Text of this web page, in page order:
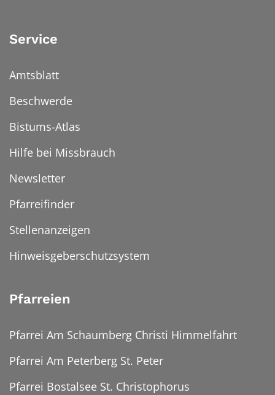
Service
Amtsblatt
Beschwerde
Bistums-Atlas
Hilfe bei Missbrauch
Newsletter
Pfarreifinder
Stellenanzeigen
Hinweisgeberschutzsystem
Pfarreien
Pfarrei Am Schaumberg Christi Himmelfahrt
Pfarrei Am Peterberg St. Peter
Pfarrei Bostalsee St. Christophorus